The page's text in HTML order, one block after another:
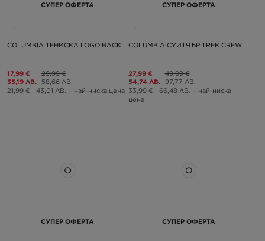
СУПЕР ОФЕРТА
COLUMBIA ТЕНИСКА LOGO BACK
17,99 €
35,19 ЛВ.
29,99 €
58,66 ЛВ.
21,99 €
43,01 ЛВ. – най-ниска цена
СУПЕР ОФЕРТА
COLUMBIA СУИТЧЪР TREK CREW
27,99 €
54,74 ЛВ.
49,99 €
97,77 ЛВ.
33,99 €
66,48 ЛВ. – най-ниска
цена
СУПЕР ОФЕРТА СУПЕР ОФЕРТА